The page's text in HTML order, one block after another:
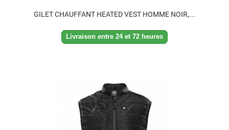
GILET CHAUFFANT HEATED VEST HOMME NOIR,...
Livraison entre 24 et 72 heures